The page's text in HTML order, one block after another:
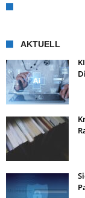
AKTUELL